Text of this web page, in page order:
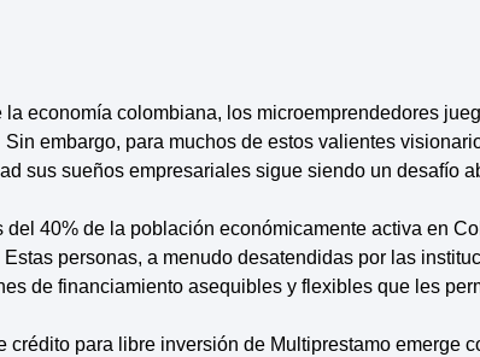
economía colombiana, los microemprendedores
embargo, para muchos de estos valientes
sus sueños empresariales sigue siendo un desafío
del 40% de la población económicamente activa en
personas, a menudo desatendidas por las
de financiamiento asequibles y flexibles que les
crédito para libre inversión de Multiprestamo emerge